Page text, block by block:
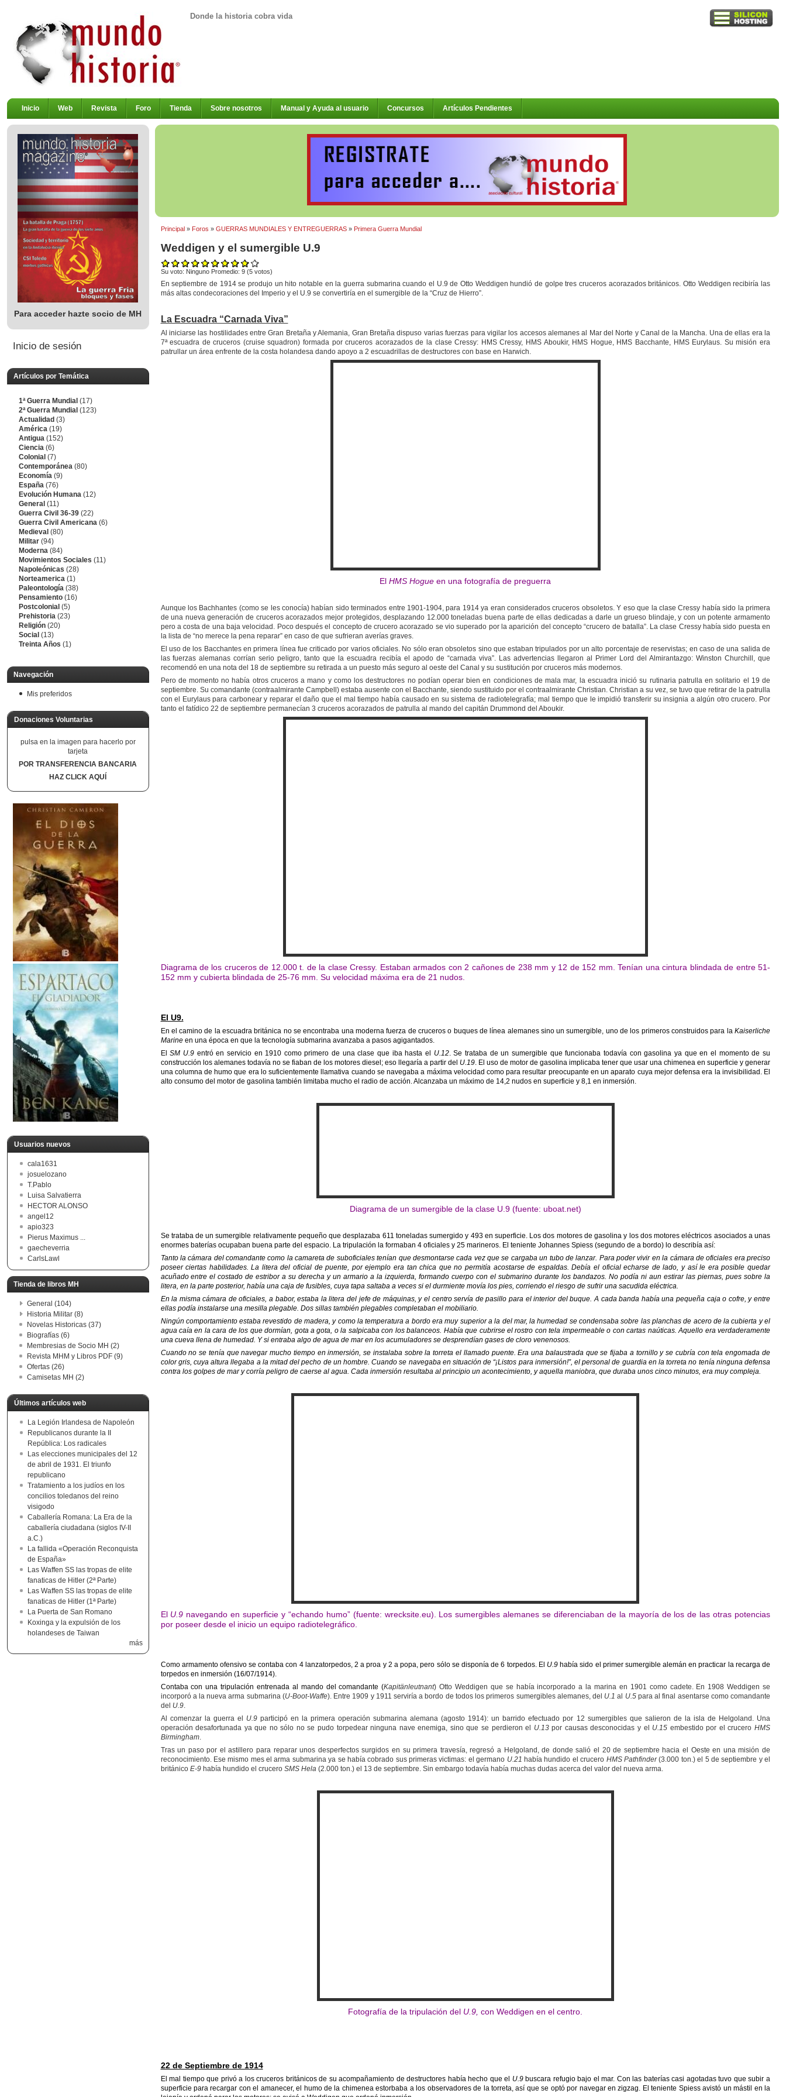
Donde la historia cobra vida
Inicio Web Revista Foro Tienda Sobre nosotros Manual y Ayuda al usuario Concursos Artículos Pendientes
Para acceder hazte socio de MH
Inicio de sesión
Artículos por Temática
1ª Guerra Mundial (17)
2ª Guerra Mundial (123)
Actualidad (3)
América (19)
Antigua (152)
Ciencia (6)
Colonial (7)
Contemporánea (80)
Economía (9)
España (76)
Evolución Humana (12)
General (11)
Guerra Civil 36-39 (22)
Guerra Civil Americana (6)
Medieval (80)
Militar (94)
Moderna (84)
Movimientos Sociales (11)
Napoleónicas (28)
Norteamerica (1)
Paleontología (38)
Pensamiento (16)
Postcolonial (5)
Prehistoria (23)
Religión (20)
Social (13)
Treinta Años (1)
Navegación
Mis preferidos
Donaciones Voluntarias
pulsa en la imagen para hacerlo por
tarjeta
POR TRANSFERENCIA BANCARIA
HAZ CLICK AQUÍ
Usuarios nuevos
cala1631
josuelozano
T.Pablo
Luisa Salvatierra
HECTOR ALONSO
angel12
apio323
Pierus Maximus ...
gaecheverria
CarlsLawl
Tienda de libros MH
General (104)
Historia Militar (8)
Novelas Historicas (37)
Biografías (6)
Membresias de Socio MH (2)
Revista MHM y Libros PDF (9)
Ofertas (26)
Camisetas MH (2)
Últimos artículos web
La Legión Irlandesa de Napoleón
Republicanos durante la II
República: Los radicales
Las elecciones municipales del 12
de abril de 1931. El triunfo
republicano
Tratamiento a los judíos en los
concilios toledanos del reino
visigodo
Caballería Romana: La Era de la
caballería ciudadana (siglos IV-II
a.C.)
La fallida «Operación Reconquista
de España»
Las Waffen SS las tropas de elite
fanaticas de Hitler (2ª Parte)
Las Waffen SS las tropas de elite
fanaticas de Hitler (1ª Parte)
La Puerta de San Romano
Koxinga y la expulsión de los
holandeses de Taiwan
más
Principal» Foros » GUERRAS MUNDIALES Y ENTREGUERRAS» Primera Guerra Mundial
Weddigen y el sumergible U.9
Su voto: Ninguno Promedio: 9 (5votos)
En septiembre de 1914 se produjo un hito notable en la guerra submarina cuando el U.9 de Otto Weddigen hundió de golpe tres cruceros acorazados británicos. Otto Weddigen recibiría las
más altas condecoraciones del Imperio y el U.9 se convertiría en el sumergible de la “Cruz de Hierro”.
La Escuadra “Carnada Viva”
Al iniciarse las hostilidades entre Gran Bretaña y Alemania, Gran Bretaña dispuso varias fuerzas para vigilar los accesos alemanes al Mar del Norte y Canal de la Mancha. Una de ellas era la
7ª escuadra de cruceros (cruise squadron) formada por cruceros acorazados de la clase Cressy: HMS Cressy, HMS Aboukir, HMS Hogue, HMS Bacchante, HMS Eurylaus. Su misión era
patrullar un área enfrente de la costa holandesa dando apoyo a 2 escuadrillas de destructores con base en Harwich.
ElHMS Hogue en una fotografía de preguerra
Aunque los Bachhantes (como se les conocía) habían sido terminados entre 1901-1904, para 1914 ya eran considerados cruceros obsoletos. Y eso que la clase Cressy había sido la primera
de una nueva generación de cruceros acorazados mejor protegidos, desplazando 12.000 toneladas buena parte de ellas dedicadas a darle un grueso blindaje, y con un potente armamento
pero a costa de una baja velocidad. Poco después el concepto de crucero acorazado se vio superado por la aparición del concepto “crucero de batalla”. La clase Cressy había sido puesta en
la lista de “no merece la pena reparar” en caso de que sufrieran averías graves.
El uso de los Bacchantes en primera línea fue criticado por varios oficiales. No sólo eran obsoletos sino que estaban tripulados por un alto porcentaje de reservistas; en caso de una salida de
las fuerzas alemanas corrían serio peligro, tanto que la escuadra recibía el apodo de “carnada viva”. Las advertencias llegaron al Primer Lord del Almirantazgo: Winston Churchill, que
recomendó en una nota del 18 de septiembre su retirada a un puesto más seguro al oeste del Canal y su sustitución por cruceros más modernos.
Pero de momento no había otros cruceros a mano y como los destructores no podían operar bien en condiciones de mala mar, la escuadra inició su rutinaria patrulla en solitario el 19 de
septiembre. Su comandante (contraalmirante Campbell) estaba ausente con el Bacchante, siendo sustituido por el contraalmirante Christian. Christian a su vez, se tuvo que retirar de la patrulla
con el Eurylaus para carbonear y reparar el daño que el mal tiempo había causado en su sistema de radiotelegrafía; mal tiempo que le impidió transferir su insignia a algún otro crucero. Por
tanto el fatídico 22 de septiembre permanecían 3 cruceros acorazados de patrulla al mando del capitán Drummond del Aboukir.
Diagrama de los cruceros de 12.000 t. de la clase Cressy. Estaban armados con 2 cañones de 238 mm y 12 de 152 mm. Tenían una cintura blindada de entre 51-
152 mm y cubierta blindada de 25-76 mm. Su velocidad máxima era de 21 nudos.
El U9.
En el camino de la escuadra británica no se encontraba una moderna fuerza de cruceros o buques de línea alemanes sino un sumergible, uno de los primeros construidos para la Kaiserliche
Marine en una época en que la tecnología submarina avanzaba a pasos agigantados.
ElSM U.9 entró en servicio en 1910 como primero de una clase que iba hasta el U.12. Se trataba de un sumergible que funcionaba todavía con gasolina ya que en el momento de su
construcción los alemanes todavía no se fiaban de los motores diesel; eso llegaría a partir del U.19. El uso de motor de gasolina implicaba tener que usar una chimenea en superficie y generar
una columna de humo que era lo suficientemente llamativa cuando se navegaba a máxima velocidad como para resultar preocupante en un aparato cuya mejor defensa era la invisibilidad. El
alto consumo del motor de gasolina también limitaba mucho el radio de acción. Alcanzaba un máximo de 14,2 nudos en superficie y 8,1 en inmersión.
Diagrama de un sumergible de la clase U.9 (fuente: uboat.net)
Se trataba de un sumergible relativamente pequeño que desplazaba 611 toneladas sumergido y 493 en superficie. Los dos motores de gasolina y los dos motores eléctricos asociados a unas
enormes baterías ocupaban buena parte del espacio. La tripulación la formaban 4 oficiales y 25 marineros. El teniente Johannes Spiess (segundo de a bordo) lo describía así:
Tanto la cámara del comandante como la camareta de suboficiales tenían que desmontarse cada vez que se cargaba un tubo de lanzar. Para poder vivir en la cámara de oficiales era preciso
poseer ciertas habilidades. La litera del oficial de puente, por ejemplo era tan chica que no permitía acostarse de espaldas. Debía el oficial echarse de lado, y así le era posible quedar
acuñado entre el costado de estribor a su derecha y un armario a la izquierda, formando cuerpo con el submarino durante los bandazos. No podía ni aun estirar las piernas, pues sobre la
litera, en la parte posterior, había una caja de fusibles, cuya tapa saltaba a veces si el durmiente movía los pies, corriendo el riesgo de sufrir una sacudida eléctrica.
En la misma cámara de oficiales, a babor, estaba la litera del jefe de máquinas, y el centro servía de pasillo para el interior del buque. A cada banda había una pequeña caja o cofre, y entre
ellas podía instalarse una mesilla plegable. Dos sillas también plegables completaban el mobiliario.
Ningún comportamiento estaba revestido de madera, y como la temperatura a bordo era muy superior a la del mar, la humedad se condensaba sobre las planchas de acero de la cubierta y el
agua caía en la cara de los que dormían, gota a gota, o la salpicaba con los balanceos. Había que cubrirse el rostro con tela impermeable o con cartas naúticas. Aquello era verdaderamente
una cueva llena de humedad. Y si entraba algo de agua de mar en los acumuladores se desprendían gases de cloro venenosos.
Cuando no se tenía que navegar mucho tiempo en inmersión, se instalaba sobre la torreta el llamado puente. Era una balaustrada que se fijaba a tornillo y se cubría con tela engomada de
color gris, cuya altura llegaba a la mitad del pecho de un hombre. Cuando se navegaba en situación de “¡Listos para inmersión!”, el personal de guardia en la torreta no tenía ninguna defensa
contra los golpes de mar y corría peligro de caerse al agua. Cada inmersión resultaba al principio un acontecimiento, y aquella maniobra, que duraba unos cinco minutos, era muy compleja.
El U.9 navegando en superficie y “echando humo” (fuente: wrecksite.eu). Los sumergibles alemanes se diferenciaban de la mayoría de los de las otras potencias
por poseer desde el inicio un equipo radiotelegráfico.
Como armamento ofensivo se contaba con 4 lanzatorpedos, 2 a proa y 2 a popa, pero sólo se disponía de 6 torpedos. El U.9 había sido el primer sumergible alemán en practicar la recarga de
torpedos en inmersión (16/07/1914).
Contaba con una tripulación entrenada al mando del comandante (Kapitänleutnant) Otto Weddigen que se había incorporado a la marina en 1901 como cadete. En 1908 Weddigen se
incorporó a la nueva arma submarina (U-Boot-Waffe). Entre 1909 y 1911 serviría a bordo de todos los primeros sumergibles alemanes, del U.1 al U.5 para al final asentarse como comandante
del U.9.
Al comenzar la guerra el U.9participó en la primera operación submarina alemana (agosto 1914): un barrido efectuado por 12 sumergibles que salieron de la isla de Helgoland. Una
operación desafortunada ya que no sólo no se pudo torpedear ninguna nave enemiga, sino que se perdieron el
U.13 por causas desconocidas y el U.15 embestido por el crucero HMS
Birmingham.
Tras un paso por el astillero para reparar unos desperfectos surgidos en su primera travesía, regresó a Helgoland, de donde salió el 20 de septiembre hacia el Oeste en una misión de
reconocimiento. Ese mismo mes el arma submarina ya se había cobrado sus primeras victimas: el germano U.21 había hundido el crucero HMS Pathfinder (3.000 ton.) el 5 de septiembre y el
británico E-9 había hundido el crucero SMS Hela (2.000 ton.) el 13 de septiembre. Sin embargo todavía había muchas dudas acerca del valor del nueva arma.
Fotografía de la tripulación del U.9, con Weddigen en el centro.
22 de Septiembre de 1914
El mal tiempo que privó a los cruceros británicos de su acompañamiento de destructores había hecho que el U.9 buscara refugio bajo el mar. Con las baterías casi agotadas tuvo que subir a
superficie para recargar con el amanecer, el humo de la chimenea estorbaba a los observadores de la torreta, así que se optó por navegar en zigzag. El teniente Spiess avistó un mástil en la